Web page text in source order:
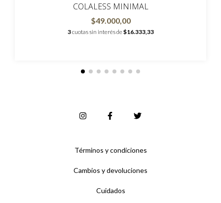
COLALESS MINIMAL
$49.000,00
3cuotas sin interés de$16.333,33
Términos y condiciones
Cambios y devoluciones
Cuidados